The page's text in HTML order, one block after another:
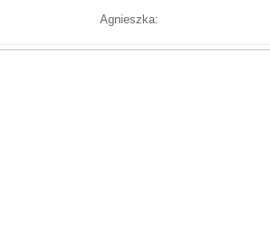
Agnieszka: